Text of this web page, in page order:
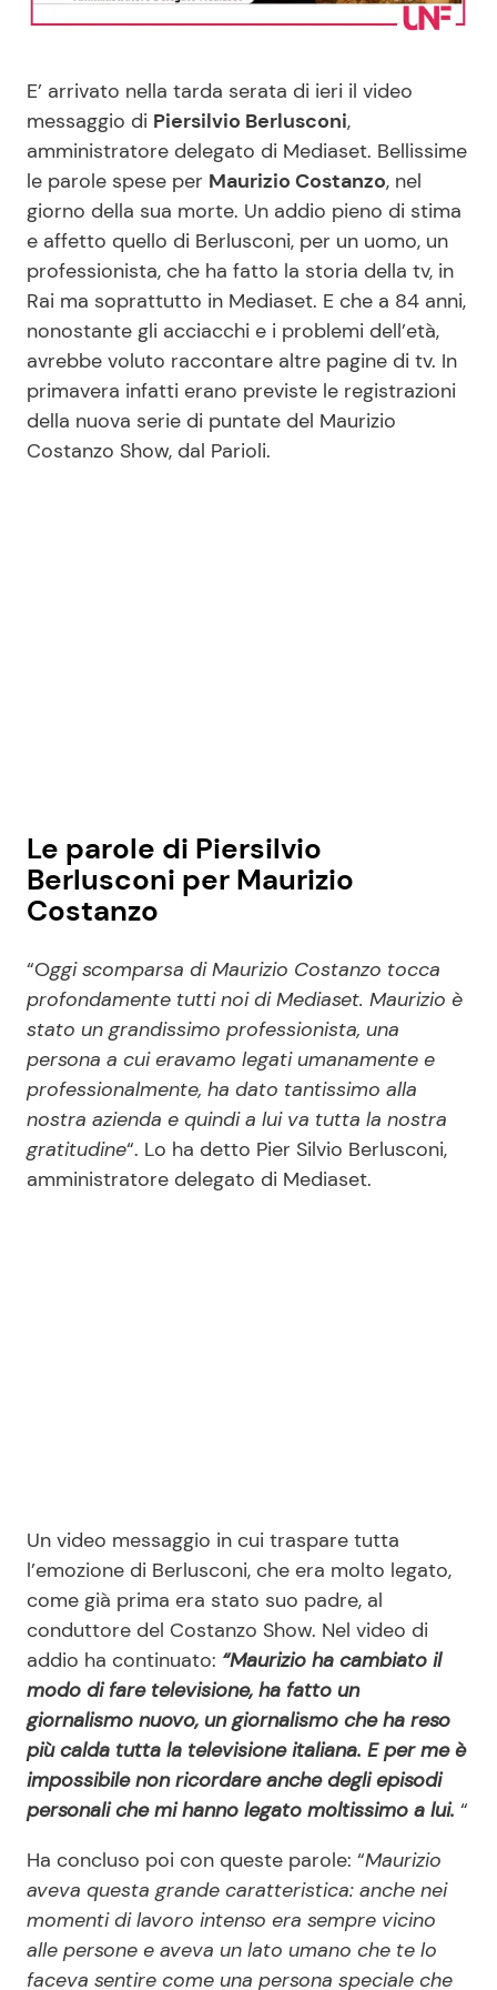
Casa
Moda e Style
Mondo Mamma
News benessere
Salute
Viaggi e Turismo
Consigli di Cucina
Dolci
Le Ricette in TV
Primi Piatti
Ricette Facili e Veloci
Ricette Feste
Contattaci
Pubblicità
E’ arrivato nella tarda serata di ieri il video
messaggio di Piersilvio Berlusconi,
amministratore delegato di Mediaset. Bellissime
le parole spese per Maurizio Costanzo, nel
giorno della sua morte. Un addio pieno di stima
e affetto quello di Berlusconi, per un uomo, un
professionista, che ha fatto la storia della tv, in
Rai ma soprattutto in Mediaset. E che a 84 anni,
nonostante gli acciacchi e i problemi dell’età,
avrebbe voluto raccontare altre pagine di tv. In
primavera infatti erano previste le registrazioni
della nuova serie di puntate del Maurizio
Costanzo Show, dal Parioli.
Le parole di Piersilvio
Berlusconi per Maurizio
Costanzo
“Oggi scomparsa di Maurizio Costanzo tocca
profondamente tutti noi di Mediaset. Maurizio è
stato un grandissimo professionista, una
persona a cui eravamo legati umanamente e
professionalmente, ha dato tantissimo alla
nostra azienda e quindi a lui va tutta la nostra
gratitudine“. Lo ha detto Pier Silvio Berlusconi,
amministratore delegato di Mediaset.
Un video messaggio in cui traspare tutta
l’emozione di Berlusconi, che era molto legato,
come già prima era stato suo padre, al
conduttore del Costanzo Show. Nel video di
addio ha continuato: “Maurizio ha cambiato il
modo di fare televisione, ha fatto un
giornalismo nuovo, un giornalismo che ha reso
più calda tutta la televisione italiana. E per me è
impossibile non ricordare anche degli episodi
personali che mi hanno legato moltissimo a lui. “
Ha concluso poi con queste parole: “Maurizio
aveva questa grande caratteristica: anche nei
momenti di lavoro intenso era sempre vicino
alle persone e aveva un lato umano che te lo
faceva sentire come una persona speciale che